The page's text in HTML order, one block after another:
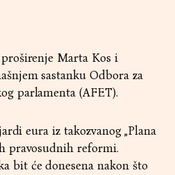
Marta Kos i
sastanku Odbora za
parlamenta (AFET).
eura iz takozvanog „Plana
pravosudnih reformi.
bit će donesena nakon što